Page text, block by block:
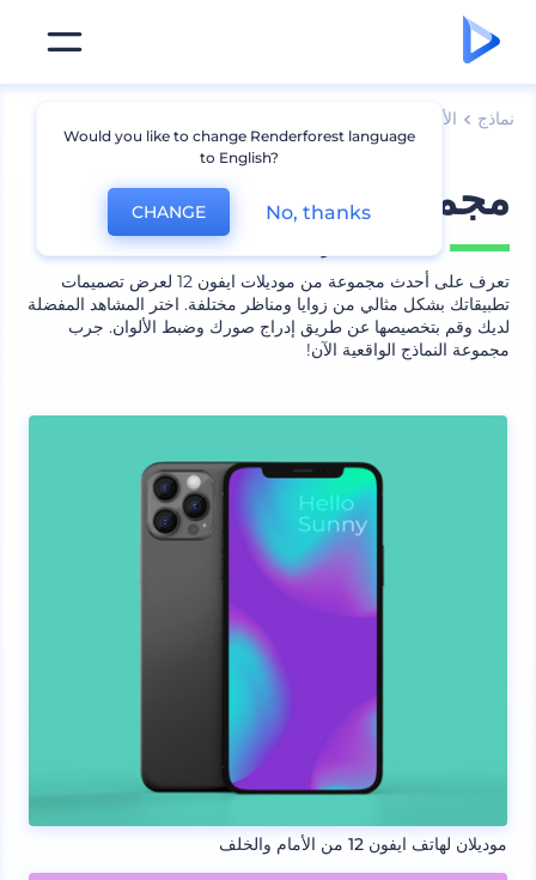
نماذج الأجهزة
مجموعة نماذج لايفون 12
تعرف على أحدث مجموعة من موديلات ايفون 12 لعرض تصميمات
تطبيقاتك بشكل مثالي من زوايا ومناظر مختلفة. اختر المشاهد المفضلة
لديك وقم بتخصيصها عن طريق إدراج صورك وضبط الألوان. جرب
مجموعة النماذج الواقعية الآن!
موديلان لهاتف ايفون 12 من الأمام والخلف
Would you like to change Renderforest language
to English?
CHANGE No, thanks